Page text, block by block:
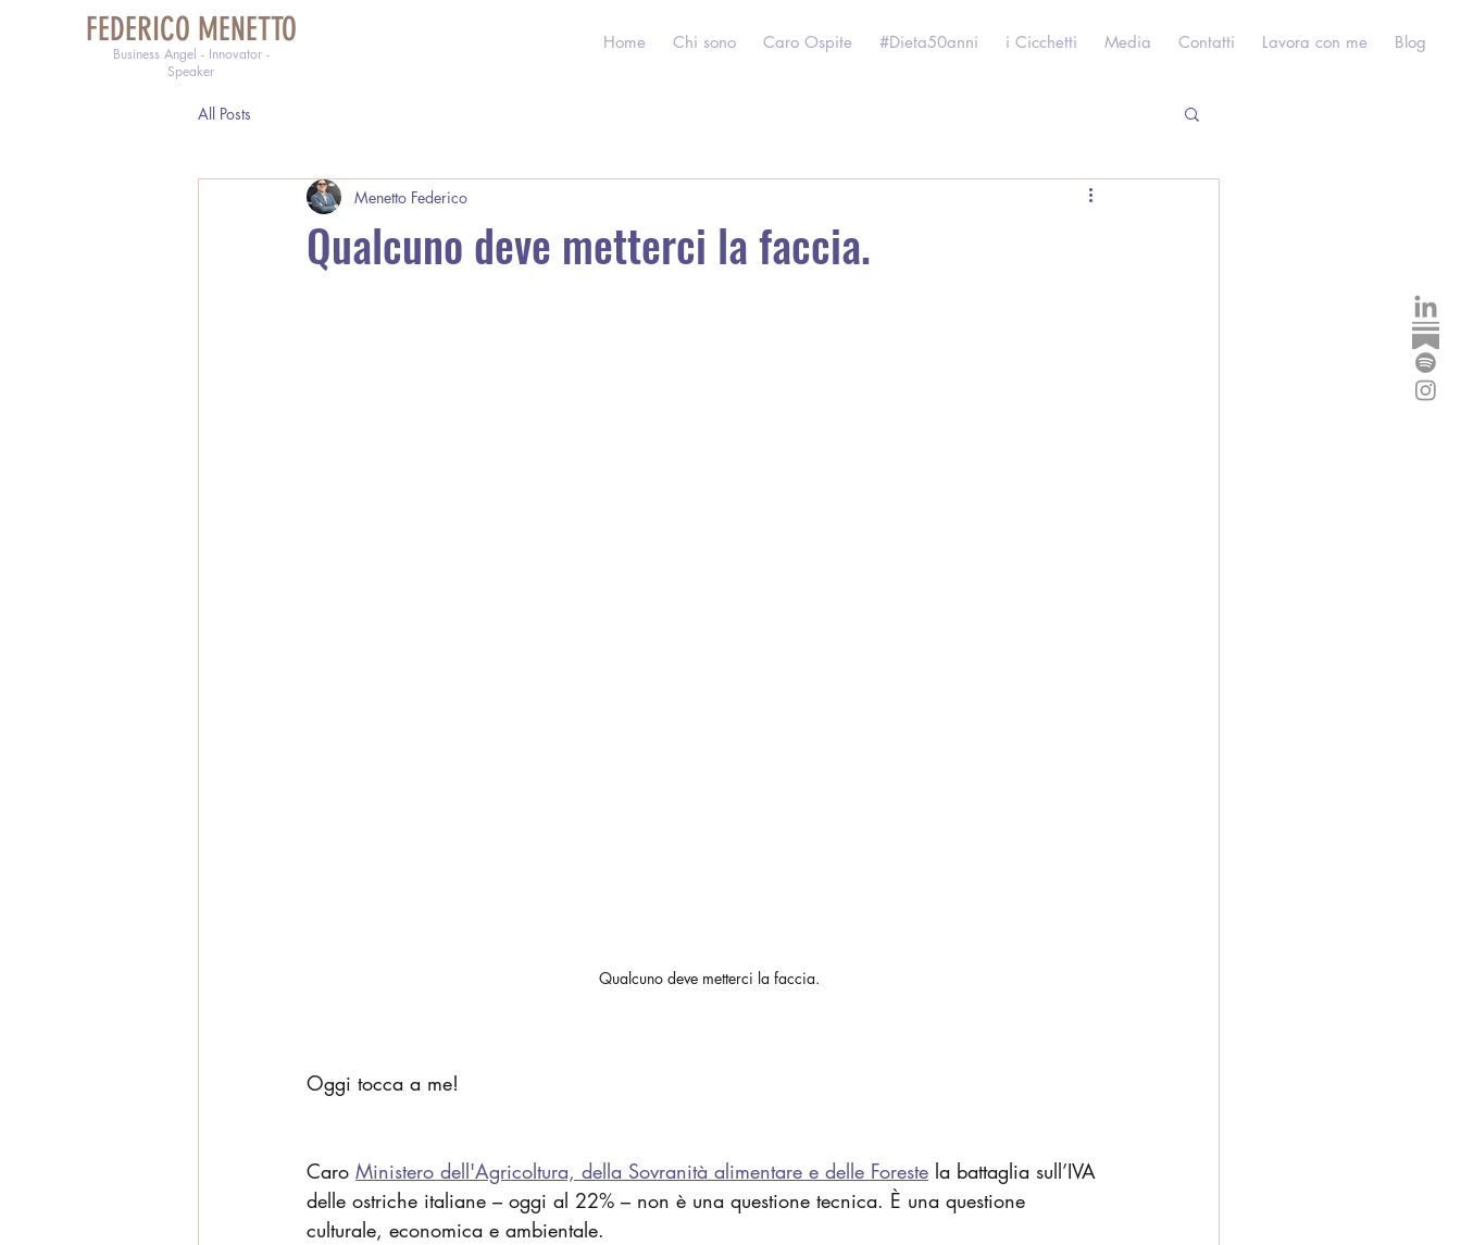
FEDERICO MENETTO
Business Angel - Innovator -
Speaker
Home Chi sono Caro Ospite #Dieta50anni i Cicchetti Media Contatti Lavora con me Blog
All Posts
Qualcuno deve metterci la faccia.
Menetto Federico
Qualcuno deve metterci la faccia.
Oggi tocca a me!
Caro Ministero dell'Agricoltura, della Sovranità alimentare e delle Foreste la battaglia sull’IVA
delle ostriche italiane – oggi al 22% – non è una questione tecnica. È una questione
culturale, economica e ambientale.